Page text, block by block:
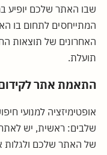
שבו האתר שלכם יופיע
המתייחסים לתחום בו
האחרונים של תוצאות
תועלת.
התאמת אתר
שלבים: ראשית, יש לאתר
של האתר שלכם ולגלות